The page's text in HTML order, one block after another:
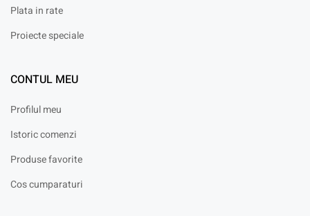
Plata in rate
Proiecte speciale
CONTUL MEU
Profilul meu
Istoric comenzi
Produse favorite
Cos cumparaturi